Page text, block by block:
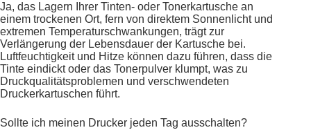
Ja, das Lagern Ihrer Tinten- oder Tonerkartusche an
einem trockenen Ort, fern von direktem Sonnenlicht und
extremen Temperaturschwankungen, trägt zur
Verlängerung der Lebensdauer der Kartusche bei.
Luftfeuchtigkeit und Hitze können dazu führen, dass die
Tinte eindickt oder das Tonerpulver klumpt, was zu
Druckqualitätsproblemen und verschwendeten
Druckerkartuschen führt.
Sollte ich meinen Drucker jeden Tag ausschalten?